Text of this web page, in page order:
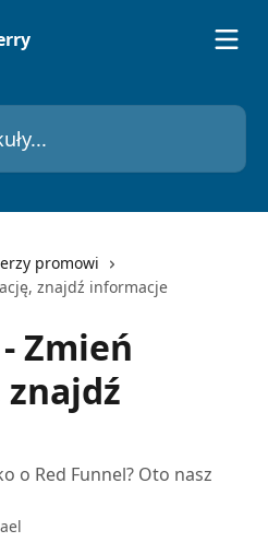
promowi
znajdź informacje
Zmień
o Red Funnel? Oto nasz